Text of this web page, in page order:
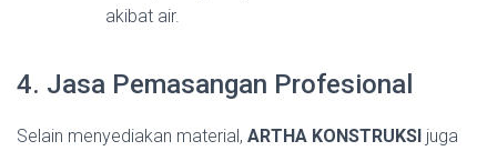
akibat air.
4. Jasa Pemasangan Profesional
Selain menyediakan material, ARTHA KONSTRUKSI juga